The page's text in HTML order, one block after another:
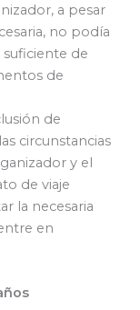
a pesar
no podía
suficiente de
de
de
circunstancias
y el
de viaje
la necesaria
en